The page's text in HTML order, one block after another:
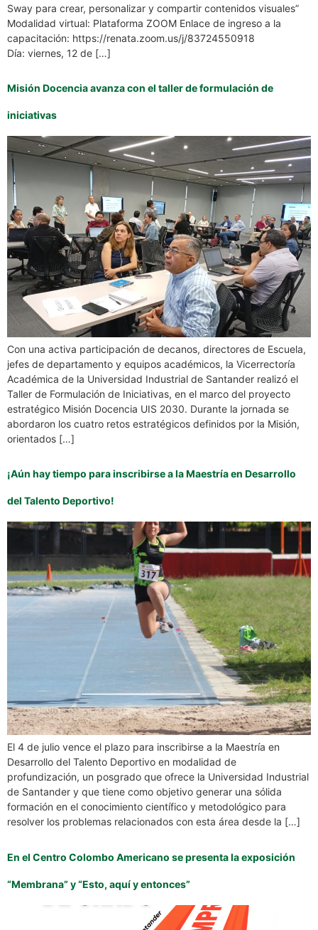
Sway para crear, personalizar y compartir contenidos visuales”
Modalidad virtual: Plataforma ZOOM Enlace de ingreso a la
capacitación: https://renata.zoom.us/j/83724550918
Día: viernes, 12 de […]
Misión Docencia avanza con el taller de formulación de
iniciativas
Con una activa participación de decanos, directores de Escuela,
jefes de departamento y equipos académicos, la Vicerrectoría
Académica de la Universidad Industrial de Santander realizó el
Taller de Formulación de Iniciativas, en el marco del proyecto
estratégico Misión Docencia UIS 2030. Durante la jornada se
abordaron los cuatro retos estratégicos definidos por la Misión,
orientados […]
¡Aún hay tiempo para inscribirse a la Maestría en Desarrollo
del Talento Deportivo!
El 4 de julio vence el plazo para inscribirse a la Maestría en
Desarrollo del Talento Deportivo en modalidad de
profundización, un posgrado que ofrece la Universidad Industrial
de Santander y que tiene como objetivo generar una sólida
formación en el conocimiento científico y metodológico para
resolver los problemas relacionados con esta área desde la […]
En el Centro Colombo Americano se presenta la exposición
“Membrana” y “Esto, aquí y entonces”